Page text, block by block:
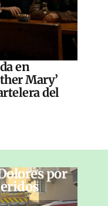
en
Mary’
del
por